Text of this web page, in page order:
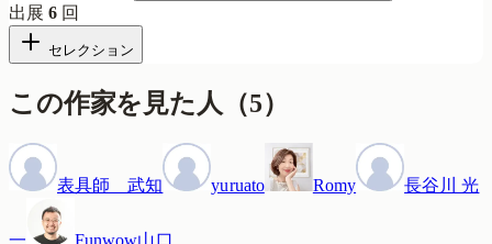
出展6 回
セレクション
この作家を見た人 （5）
表具師 武知 yuruato Romy 長谷川 光